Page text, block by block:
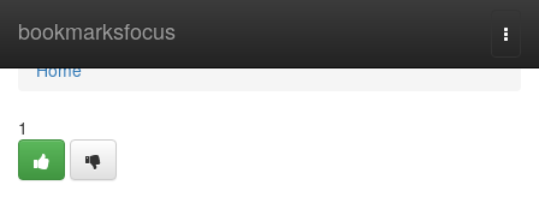
bookmarksfocus
Home
Home
1